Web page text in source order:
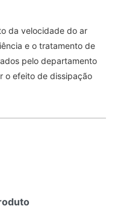
da velocidade do ar
e o tratamento de
pelo departamento
o efeito de dissipação